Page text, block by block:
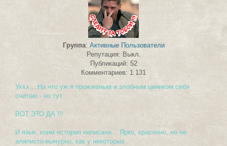
Группа: Активные Пользователи
Репутация: Выкл.
Публикаций: 52
Комментариев: 1 131
Уххх... На что уж я прожженым и злобным циником себя
считаю - но тут...
ВОТ ЭТО ДА !!!
И язык, коим история написана... Ярко, красочно, но не
аляписто-вычурно, как у некоторых...